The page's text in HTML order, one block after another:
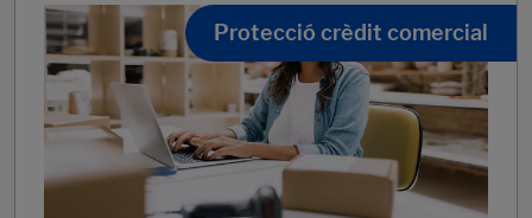
Protecció crèdit comercial